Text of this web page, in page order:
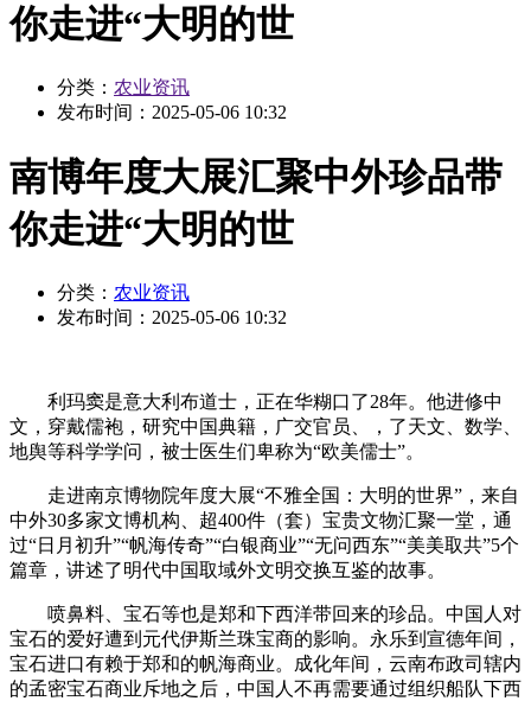
你走进“大明的世
分类： 农业资讯
发布时间： 2025-05-06 10:32
南博年度大展汇聚中外珍品带
你走进“大明的世
分类： 农业资讯
发布时间： 2025-05-06 10:32
利玛窦是意大利布道士，正在华糊口了28年。他进修中
文，穿戴儒袍，研究中国典籍，广交官员、，了天文、数学、
地舆等科学学问，被士医生们卑称为“欧美儒士”。
走进南京博物院年度大展“不雅全国：大明的世界”，来自
中外30多家文博机构、超400件（套）宝贵文物汇聚一堂，通
过“日月初升”“帆海传奇”“白银商业”“无问西东”“美美取共”5个
篇章，讲述了明代中国取域外文明交换互鉴的故事。
喷鼻料、宝石等也是郑和下西洋带回来的珍品。中国人对
宝石的爱好遭到元代伊斯兰珠宝商的影响。永乐到宣德年间，
宝石进口有赖于郑和的帆海商业。成化年间，云南布政司辖内
的孟密宝石商业斥地之后，中国人不再需要通过组织船队下西